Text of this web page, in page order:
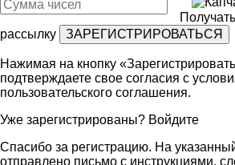
рассылку
Нажимая на кнопку
подтверждаете свое согласия с
пользовательского соглашения.
Уже зарегистрированы? Войдите
Спасибо за регистрацию. На
отправлено письмо с инструкциями,